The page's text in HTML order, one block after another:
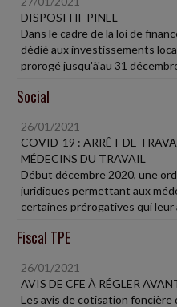
DISPOSITIF PINEL
Dans le cadre de la loi de
dédié aux investissements
prorogé jusqu'à'au 31
Social
26/01/2021
COVID-19 : ARRÊT DE
MÉDECINS DU TRAVAIL
Début décembre 2020, une
juridiques permettant aux
certaines prérogatives qui leur
Fiscal TPE
26/01/2021
AVIS DE CFE À RÉGLER
Les avis de cotisation foncière